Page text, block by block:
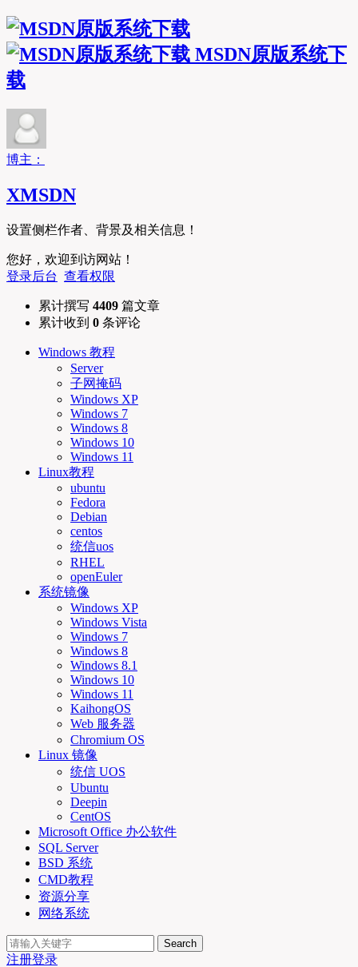
MSDN原版系统下
载
博主：
XMSDN
设置侧栏作者、背景及相关信息！
您好，欢迎到访网站！
登录后台 查看权限
累计撰写 4409 篇文章
累计收到 0 条评论
Windows 教程
Server
子网掩码
Windows XP
Windows 7
Windows 8
Windows 10
Windows 11
Linux教程
ubuntu
Fedora
Debian
centos
统信uos
RHEL
openEuler
系统镜像
Windows XP
Windows Vista
Windows 7
Windows 8
Windows 8.1
Windows 10
Windows 11
KaihongOS
Web 服务器
Chromium OS
Linux 镜像
统信 UOS
Ubuntu
Deepin
CentOS
Microsoft Office 办公软件
SQL Server
BSD 系统
CMD教程
资源分享
网络系统
Search
注册登录